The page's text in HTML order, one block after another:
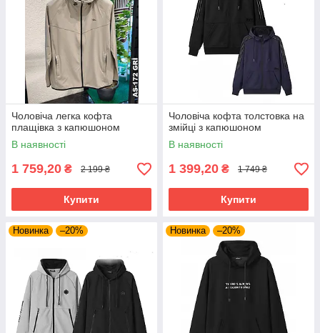
Чоловіча легка кофта
плащівка з капюшоном
В наявності
1 759,20 ₴ 2 199 ₴
Купити
Чоловіча кофта толстовка на
змійці з капюшоном
В наявності
1 399,20 ₴ 1 749 ₴
Купити
Новинка –20% Новинка –20%